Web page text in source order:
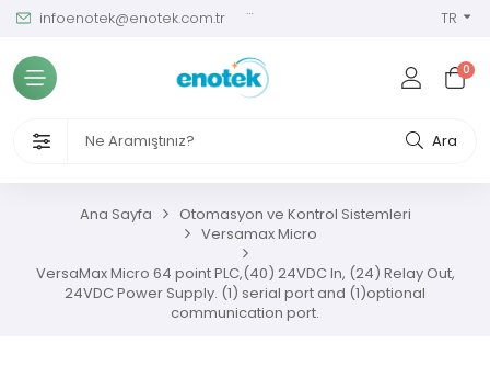
infoenotek@enotek.com.tr TR
0
Ara
Tüm Kategoriler
Kalibrasyon Masası
VE İŞÇİ SAĞLIĞI CİHAZLARI
Ana Sayfa
Otomasyon ve Kontrol Sistemleri
Versamax Micro
VersaMax Micro 64 point PLC,(40) 24VDC In, (24) Relay Out,
24VDC Power Supply. (1) serial port and (1)optional
communication port.